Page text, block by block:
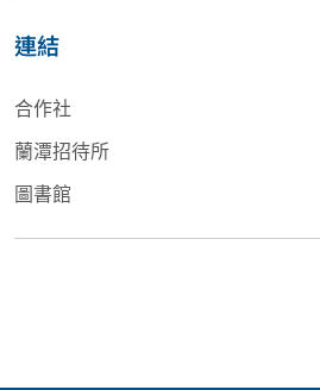
連結
合作社
蘭潭招待所
圖書館